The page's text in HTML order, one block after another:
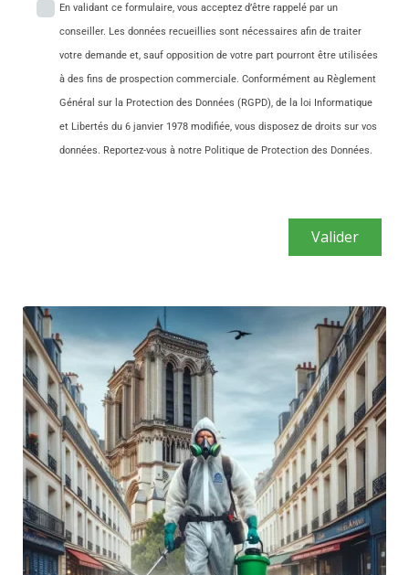
En validant ce formulaire, vous acceptez d’être rappelé par un
conseiller. Les données recueillies sont nécessaires afin de traiter
votre demande et, sauf opposition de votre part pourront être utilisées
à des fins de prospection commerciale. Conformément au Règlement
Général sur la Protection des Données (RGPD), de la loi Informatique
et Libertés du 6 janvier 1978 modifiée, vous disposez de droits sur vos
données. Reportez-vous à notre Politique de Protection des Données.
Valider